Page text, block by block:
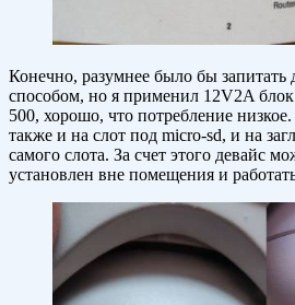
Конечно, разумнее было бы запитать
способом, но я применил 12V2A
500, хорошо, что потребление
также и на слот под micro-sd, и на
самого слота. За счет этого девайс
установлен вне помещения и